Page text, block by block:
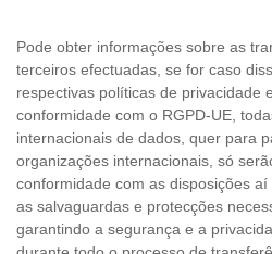
Pode obter informações sobre as
terceiros efectuadas, se for caso
respectivas políticas de privacidade
conformidade com o RGPD-UE,
internacionais de dados, quer para
organizações internacionais, só
conformidade com as disposições
as salvaguardas e protecções
garantindo a segurança e a